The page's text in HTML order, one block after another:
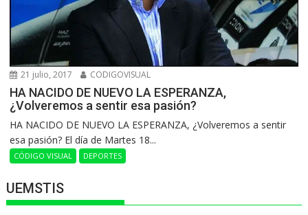
21 julio, 2017 CODIGOVISUAL
HA NACIDO DE NUEVO LA ESPERANZA,
¿Volveremos a sentir esa pasión?
HA NACIDO DE NUEVO LA ESPERANZA, ¿Volveremos a sentir
esa pasión? El día de Martes 18...
CÓDIGO VISUAL DEPORTES
UEMSTIS